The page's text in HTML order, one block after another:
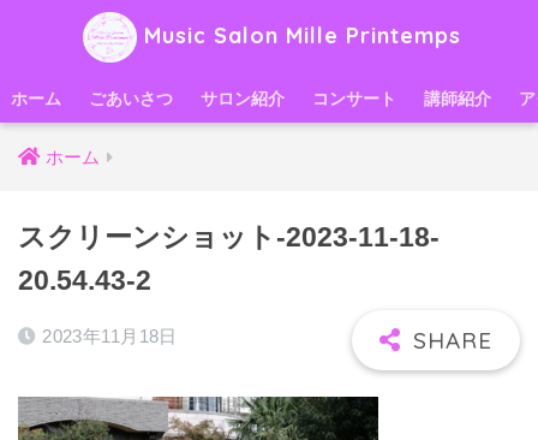
Music Salon Mille Printemps
ホーム ごあいさつ サロン紹介 コンサート 講師紹介
ホーム
スクリーンショット-2023-11-18-
20.54.43-2
2023年11月18日